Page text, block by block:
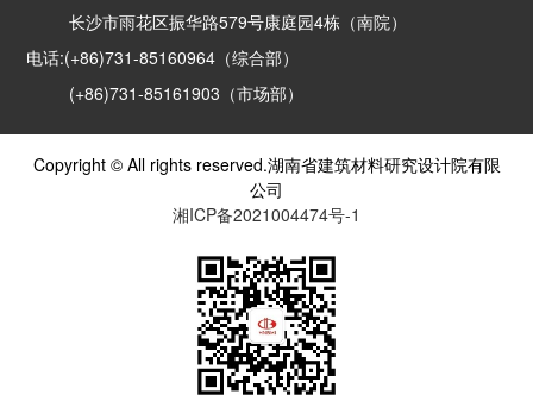
长沙市雨花区振华路579号康庭园4栋（南院）
电话:(+86)731-85160964（综合部）
(+86)731-85161903（市场部）
Copyright © All rights reserved.湖南省建筑材料研究设计院有限
公司
湘ICP备2021004474号-1